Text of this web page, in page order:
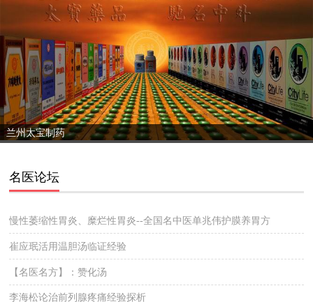
兰州太宝制药
名医论坛
慢性萎缩性胃炎、糜烂性胃炎--全国名中医单兆伟护膜养胃方
崔应珉活用温胆汤临证经验
【名医名方】：赞化汤
李海松论治前列腺疼痛经验探析